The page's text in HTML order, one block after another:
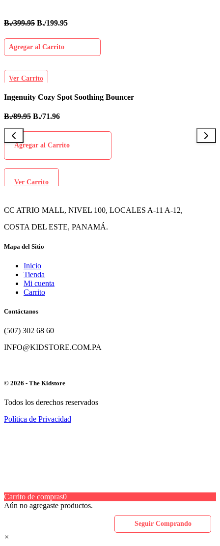
B./399.95 B./199.95
Agregar al Carrito
Ver Carrito
Ingenuity Cozy Spot Soothing Bouncer
B./89.95 B./71.96
Agregar al Carrito
Ver Carrito
CC ATRIO MALL, NIVEL 100, LOCALES A-11 A-12,
COSTA DEL ESTE, PANAMÁ.
Mapa del Sitio
Inicio
Tienda
Mi cuenta
Carrito
Contáctanos
(507) 302 68 60
INFO@KIDSTORE.COM.PA
© 2026 - The Kidstore
Todos los derechos reservados
Política de Privacidad
Carrito de compras0
Aún no agregaste productos.
Seguir Comprando
×